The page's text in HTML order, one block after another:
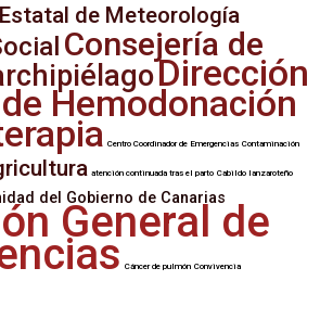
de Meteorología
Consejería de
Dirección
Hemodonación
Centro Coordinador de Emergencias Contaminación
atención continuada tras el parto Cabildo lanzaroteño
del Gobierno de Canarias
General de
Cáncer de pulmón Convivencia